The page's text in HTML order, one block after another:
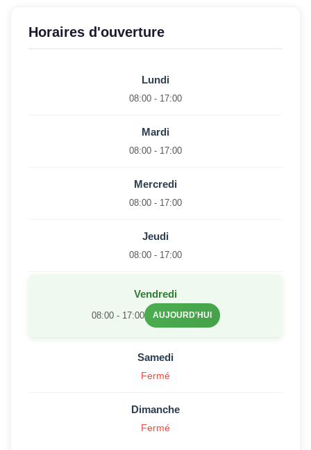
Horaires d'ouverture
Lundi
08:00 - 17:00
Mardi
08:00 - 17:00
Mercredi
08:00 - 17:00
Jeudi
08:00 - 17:00
Vendredi
08:00 - 17:00 AUJOURD'HUI
Samedi
Fermé
Dimanche
Fermé